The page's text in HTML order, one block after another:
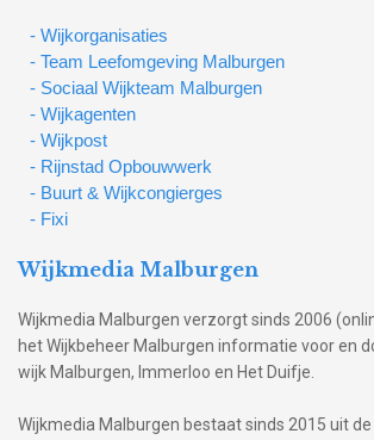
- Wijkorganisaties
- Team Leefomgeving Malburgen
- Sociaal Wijkteam Malburgen
- Wijkagenten
- Wijkpost
- Rijnstad Opbouwwerk
- Buurt & Wijkcongierges
- Fixi
Wijkmedia Malburgen
Wijkmedia Malburgen verzorgt sinds 2006
het Wijkbeheer Malburgen informatie voor en
wijk Malburgen, Immerloo en Het Duifje.
Wijkmedia Malburgen bestaat sinds 2015 uit